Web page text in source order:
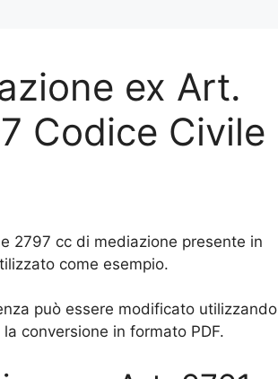
ex Art.
Codice Civile
2797 cc di mediazione presente in
come esempio.
può essere modificato utilizzando
conversione in formato PDF.